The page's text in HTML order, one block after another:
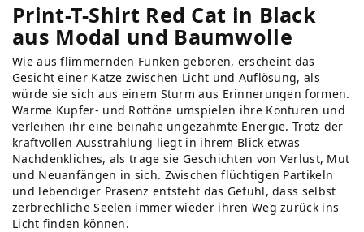
Print-T-Shirt Red Cat in Black
aus Modal und Baumwolle
Wie aus flimmernden Funken geboren, erscheint das
Gesicht einer Katze zwischen Licht und Auflösung, als
würde sie sich aus einem Sturm aus Erinnerungen formen.
Warme Kupfer- und Rottöne umspielen ihre Konturen und
verleihen ihr eine beinahe ungezähmte Energie. Trotz der
kraftvollen Ausstrahlung liegt in ihrem Blick etwas
Nachdenkliches, als trage sie Geschichten von Verlust, Mut
und Neuanfängen in sich. Zwischen flüchtigen Partikeln
und lebendiger Präsenz entsteht das Gefühl, dass selbst
zerbrechliche Seelen immer wieder ihren Weg zurück ins
Licht finden können.